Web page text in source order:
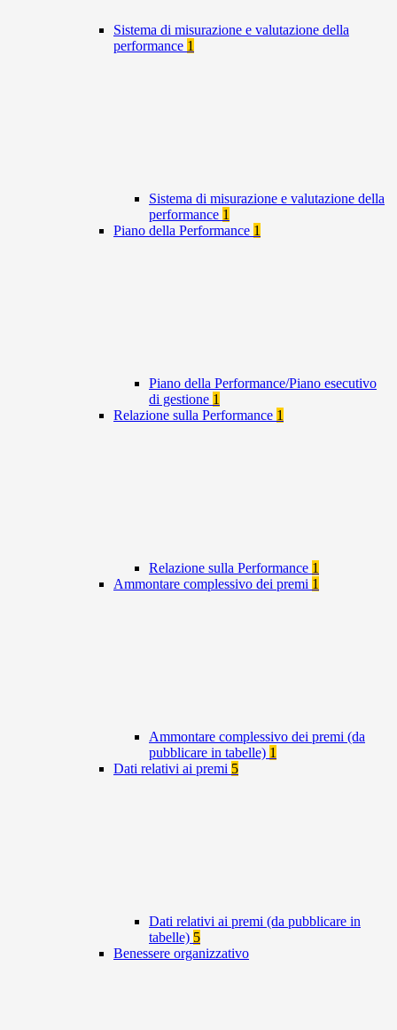
Sistema di misurazione e valutazione della
performance 1
Sistema di misurazione e valutazione della
performance 1
Piano della Performance 1
Piano della Performance/Piano esecutivo
di gestione 1
Relazione sulla Performance 1
Relazione sulla Performance 1
Ammontare complessivo dei premi 1
Ammontare complessivo dei premi (da
pubblicare in tabelle) 1
Dati relativi ai premi 5
Dati relativi ai premi (da pubblicare in
tabelle) 5
Benessere organizzativo